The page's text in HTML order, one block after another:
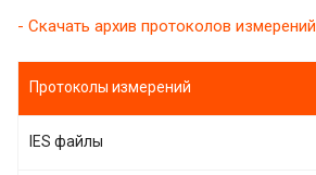
- Скачать архив протоколов измерений
Протоколы измерений
IES файлы